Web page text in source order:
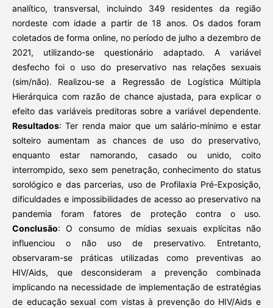
analítico, transversal, incluindo 349 residentes da região
nordeste com idade a partir de 18 anos. Os dados foram
coletados de forma online, no período de julho a dezembro de
2021, utilizando-se questionário adaptado. A variável
desfecho foi o uso do preservativo nas relações sexuais
(sim/não). Realizou-se a Regressão de Logística Múltipla
Hierárquica com razão de chance ajustada, para explicar o
efeito das variáveis preditoras sobre a variável dependente.
Resultados: Ter renda maior que um salário-mínimo e estar
solteiro aumentam as chances de uso do preservativo,
enquanto estar namorando, casado ou unido, coito
interrompido, sexo sem penetração, conhecimento do status
sorológico e das parcerias, uso de Profilaxia Pré-Exposição,
dificuldades e impossibilidades de acesso ao preservativo na
pandemia foram fatores de proteção contra o uso.
Conclusão: O consumo de mídias sexuais explícitas não
influenciou o não uso de preservativo. Entretanto,
observaram-se práticas utilizadas como preventivas ao
HIV/Aids, que desconsideram a prevenção combinada
implicando na necessidade de implementação de estratégias
de educação sexual com vistas à prevenção do HIV/Aids e